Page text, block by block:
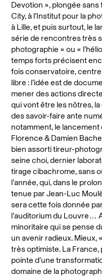
Devotion », plongée
City, à l’Institut pour la
à Lille, et puis surtout, le
série de rencontres très
photographie » ou «
temps forts précisent
fois conservatoire,
libre : l’idée est de
mener des actions
qui vont être les nôtres,
des savoir-faire ante
notamment, le
Florence & Damien
bien assorti tireur-
seine choi, dernier
tirage cibachrome, sans
l’année, qui, dans le
tenue par Jean-Luc
sera cette fois donnée
l’auditorium du Louvre…
minoritaire qui se pense
un avenir radieux. Mieux,
très optimiste. La France,
pointe d’une
domaine de la